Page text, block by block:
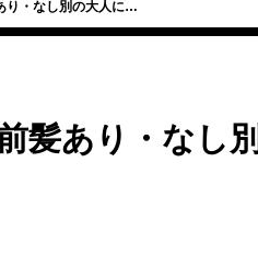
り・なし別の大人に…
髪あり・なし